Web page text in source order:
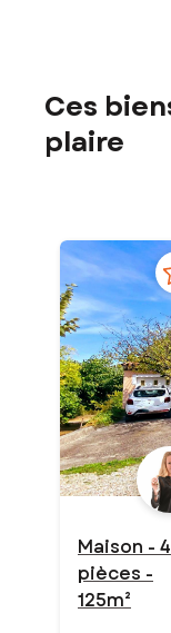
Ces
plaire
Maison - 4
pièces -
125m²